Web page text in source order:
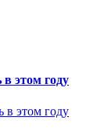
в этом году